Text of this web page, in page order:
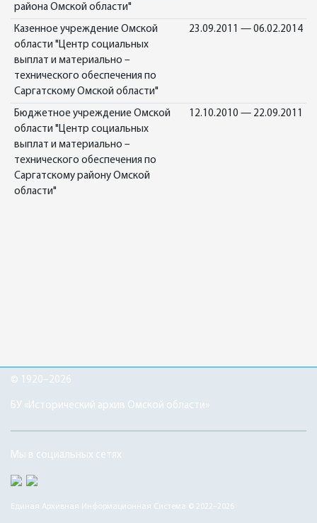
района Омской области"
Казенное учреждение Омской
области "Центр социальных
выплат и материально –
технического обеспечения по
Саргатскому Омской области"
23.09.2011 — 06.02.2014
Бюджетное учреждение Омской
области "Центр социальных
выплат и материально –
технического обеспечения по
Саргатскому району Омской
области"
12.10.2010 — 22.09.2011
© 1920–2026
БУ «Исторический архив Омской области»
Мы в социальных сетях
Единая Архивная Информационная Система © 2022–2026